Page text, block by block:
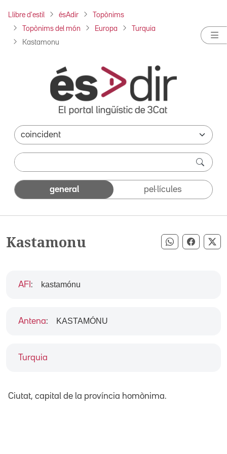
Llibre d'estil ésAdir Topònims
Topònims del món Europa Turquia
Kastamonu
general pel·lícules
Kastamonu Compartir
Turquia
AFI : kastamónu
Antena: KASTAMÓNU
Ciutat, capital de la província homònima.